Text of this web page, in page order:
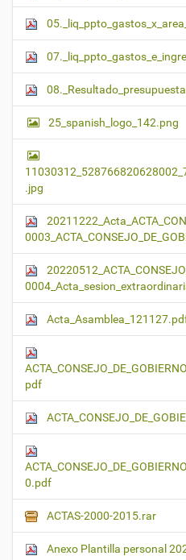
25_spanish_logo_142.png
.jpg
pdf
0.pdf
ACTAS-2000-2015.rar
Anexo Plantilla personal